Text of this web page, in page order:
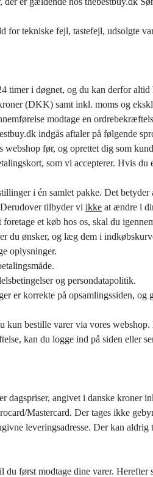
for tekniske fejl, tastefejl, udsolgte
timer i døgnet, og du kan derfor
(DKK) samt inkl. moms og
modtage en
indgås aftaler på følgende
webshop før, og oprettet dig som
som vi accepterer. Hvis
i én samlet pakke. Det
tilbyder vi ikke at ændre i
et køb hos os, skal du
du ønsker, og læg dem i
oplysninger.
og persondatapolitik.
er korrekte på opsamlingssiden, og
kun bestille varer via vores
kan du logge ind på siden eller
dagspriser, angivet i danske kroner
Mastercard. Der tages ikke
leveringsadresse. Der kan
først modtage dine varer. Herefter